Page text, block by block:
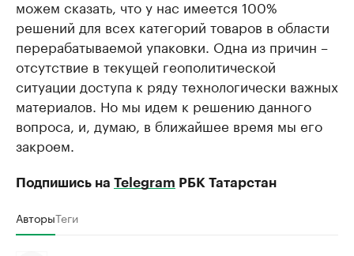
можем сказать, что у нас имеется 100%
решений для всех категорий товаров в области
перерабатываемой упаковки. Одна из причин –
отсутствие в текущей геополитической
ситуации доступа к ряду технологически важных
материалов. Но мы идем к решению данного
вопроса, и, думаю, в ближайшее время мы его
закроем.
Подпишись на Telegram РБК Татарстан
АвторыТеги